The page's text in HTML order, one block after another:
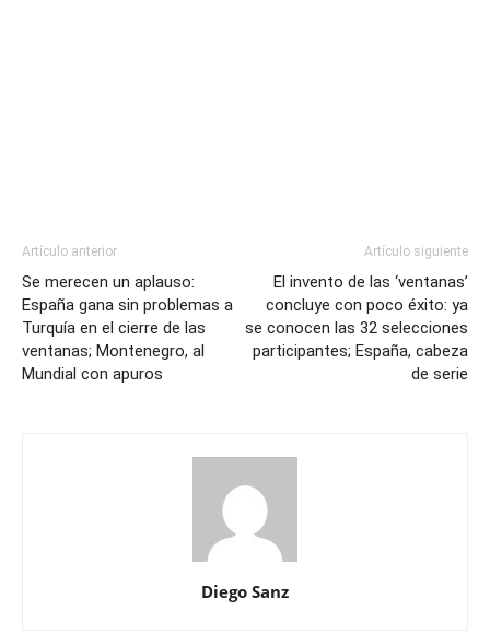
Artículo anterior
Se merecen un aplauso:
España gana sin problemas a
Turquía en el cierre de las
ventanas; Montenegro, al
Mundial con apuros
Artículo siguiente
El invento de las ‘ventanas’
concluye con poco éxito: ya
se conocen las 32 selecciones
participantes; España, cabeza
de serie
Diego Sanz